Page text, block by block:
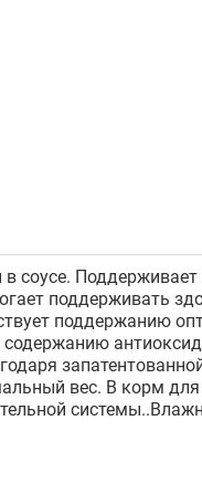
соусе.
поддерживать
поддержанию
вес. В корм